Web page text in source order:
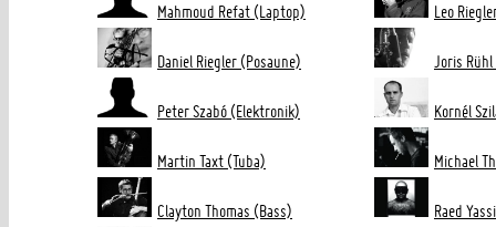
Mahmoud Refat (Laptop) Leo
Daniel Riegler (Posaune) Joris
Peter Szabó (Elektronik) Kornél
Martin Taxt (Tuba) Michael
Clayton Thomas (Bass) Raed